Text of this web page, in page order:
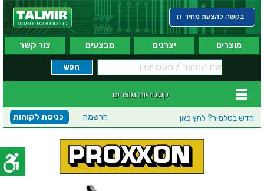
בקשה להצעת מחיר 0
מוצרים יצרנים מבצעים צור קשר
קטגוריות מוצרים
חדש בטלמיר? לחץ כאן כניסת לקוחות הרשמה